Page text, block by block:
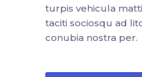
turpis vehicula
taciti sociosqu ad
conubia nostra per.